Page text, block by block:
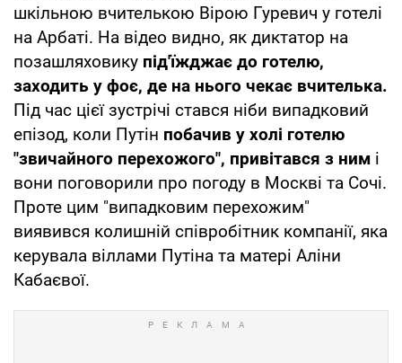
шкільною вчителькою Вірою Гуревич у готелі
на Арбаті. На відео видно, як диктатор на
позашляховику під'їжджає до готелю,
заходить у фоє, де на нього чекає вчителька.
Під час цієї зустрічі стався ніби випадковий
епізод, коли Путін побачив у холі готелю
"звичайного перехожого", привітався з ним і
вони поговорили про погоду в Москві та Сочі.
Проте цим "випадковим перехожим"
виявився колишній співробітник компанії, яка
керувала віллами Путіна та матері Аліни
Кабаєвої.